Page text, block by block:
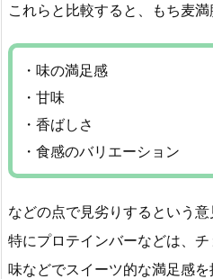
これらと比較すると、もち麦
・味の満足感
・甘味
・香ばしさ
・食感のバリエーション
などの点で見劣りするという意
特にプロテインバーなどは、
味などでスイーツ的な満足感